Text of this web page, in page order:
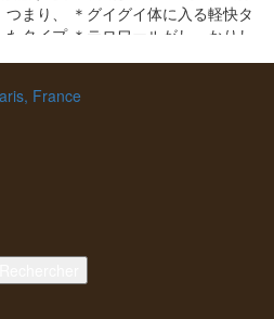
まり、 ＊グイグイ体に入る軽快タ
タイプ ＊テロワールがしっかりし
イン ＊発泡ものワイン ＊新人ばか
タイプ別にブースが設置されてい
各ブースに立っていた。 多分、前
する内容をお互いに予習しておい
はキッチリと答えていた。 飲む側
達のワインをタイプ別に同時比較
土壌、花崗岩のミネラルを微発泡
France